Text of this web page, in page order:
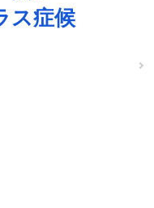
ス症候